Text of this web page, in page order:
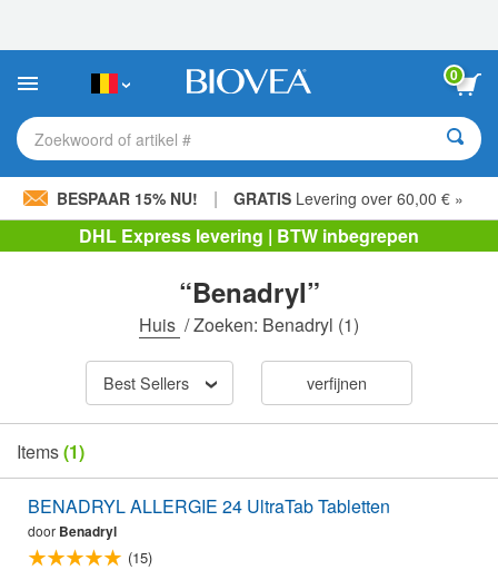
Deze
bevat
toegankelijkheidssysteem.
0
Zoekwoord of artikel #
BESPAAR 15% NU! | GRATIS Levering over 60,00 € »
DHL Express levering | BTW inbegrepen
“Benadryl”
Huis /Zoeken: Benadryl (1)
Best Sellers verfijnen
Items(1)
BENADRYL ALLERGIE 24 UltraTab Tabletten
door Benadryl
(15)